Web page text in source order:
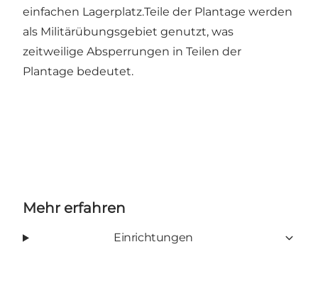
einfachen Lagerplatz.Teile der Plantage werden
als Militärübungsgebiet genutzt, was
zeitweilige Absperrungen in Teilen der
Plantage bedeutet.
Mehr erfahren
Einrichtungen